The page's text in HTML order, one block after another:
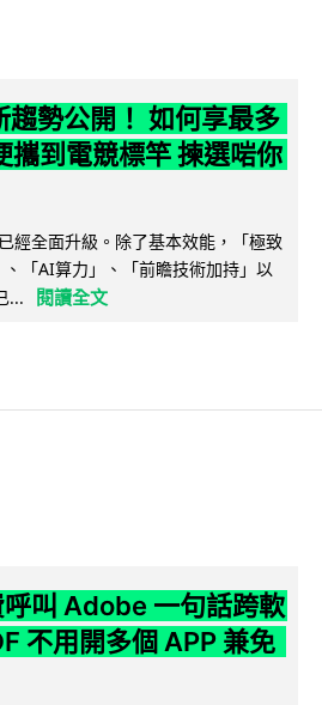
勢公開！ 如何享最多
到電競標竿 揀選啱你
經全面升級。除了基本效能，「極致
「AI算力」、「前瞻技術加持」以
...
閱讀全文
叫 Adobe 一句話跨軟
不用開多個 APP 兼免